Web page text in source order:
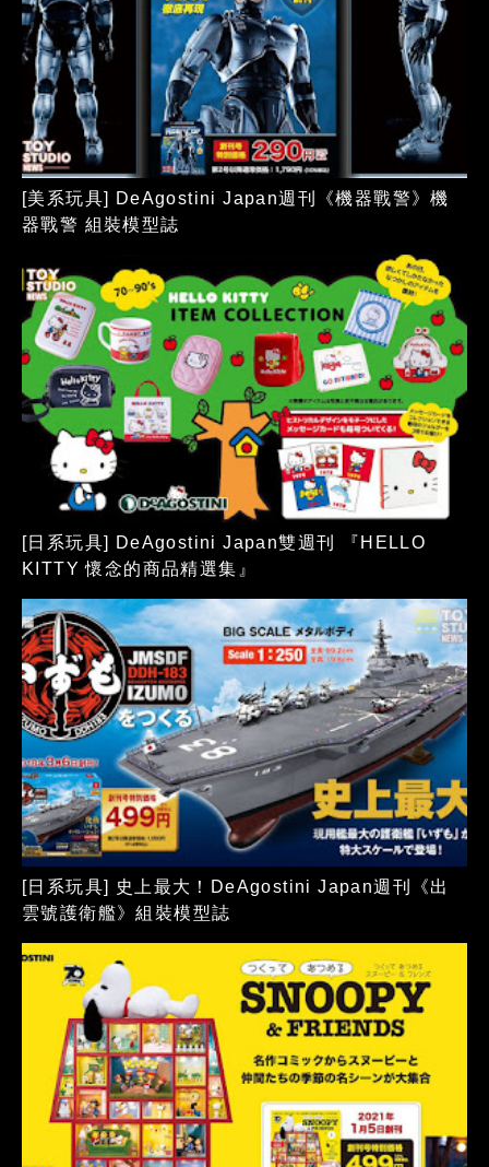
[美系玩具] DeAgostini Japan週刊《機器戰警》機
器戰警 組裝模型誌
[日系玩具] DeAgostini Japan雙週刊 『HELLO
KITTY 懷念的商品精選集』
[日系玩具] 史上最大！DeAgostini Japan週刊《出
雲號護衛艦》組裝模型誌